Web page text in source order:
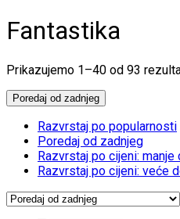
Fantastika
Prikazujemo 1–40 od 93
Poredaj od zadnjeg
Razvrstaj po popularnosti
Poredaj od zadnjeg
Razvrstaj po cijeni: manje
Razvrstaj po cijeni: veće